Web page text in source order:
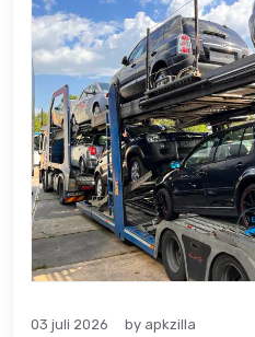
03 juli 2026 by apkzilla